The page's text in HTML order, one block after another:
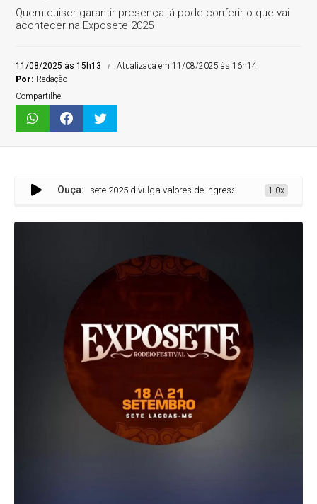
Quem quiser garantir presença já pode conferir o que vai
acontecer na Exposete 2025
11/08/2025 às 15h13
Atualizada em 11/08/2025 às 16h14
Por: Redação
Compartilhe:
Ouça:
A Exposete 2025 divulga valores de ingressos e passaportes; veja as
1.0x